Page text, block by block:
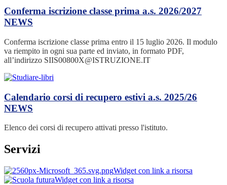
Conferma iscrizione classe prima a.s. 2026/2027
NEWS
Conferma iscrizione classe prima entro il 15 luglio 2026. Il modulo
va riempito in ogni sua parte ed inviato, in formato PDF,
all’indirizzo SIIS00800X@ISTRUZIONE.IT
Calendario corsi di recupero estivi a.s. 2025/26
NEWS
Elenco dei corsi di recupero attivati presso l'istituto.
Servizi
Widget con link a risorsa
Widget con link a risorsa